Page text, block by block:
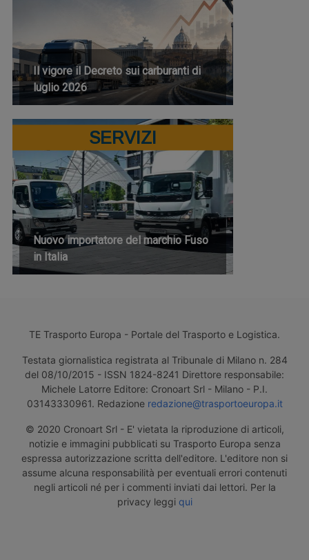
Il vigore il Decreto sui carburanti di
luglio 2026
SERVIZI
Nuovo importatore del marchio Fuso
in Italia
TE Trasporto Europa - Portale del Trasporto e Logistica.
Testata giornalistica registrata al Tribunale di Milano n. 284
del 08/10/2015 - ISSN 1824-8241 Direttore responsabile:
Michele Latorre Editore: Cronoart Srl - Milano - P.I.
03143330961. Redazione redazione@trasportoeuropa.it
© 2020 Cronoart Srl - E' vietata la riproduzione di articoli,
notizie e immagini pubblicati su Trasporto Europa senza
espressa autorizzazione scritta dell'editore. L'editore non si
assume alcuna responsabilità per eventuali errori contenuti
negli articoli né per i commenti inviati dai lettori. Per la
privacy leggi qui